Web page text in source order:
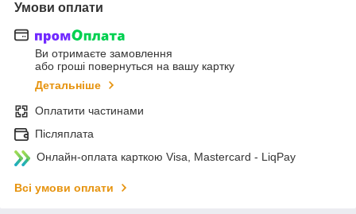
Умови оплати
Ви отримаєте замовлення
або гроші повернуться на вашу картку
Детальніше
Оплатити частинами
Післяплата
Онлайн-оплата карткою Visa, Mastercard - LiqPay
Всі умови оплати